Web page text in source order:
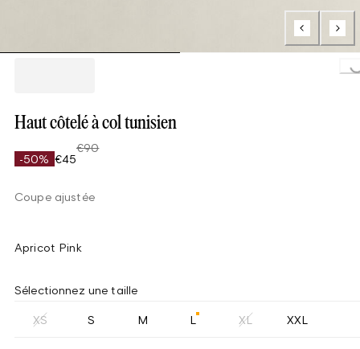
Haut côtelé à col tunisien
-50% €45
€90
Coupe ajustée
Apricot Pink
Sélectionnez une taille
XS S M L XL XXL